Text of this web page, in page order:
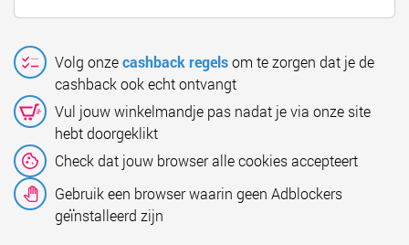
Volg onzecashback regelsom te zorgen dat je de
cashback ook echt ontvangt
Vul jouw winkelmandje pas nadat je via onze site
hebt doorgeklikt
Check dat jouw browser alle cookies accepteert
Gebruik een browser waarin geen Adblockers
geïnstalleerd zijn